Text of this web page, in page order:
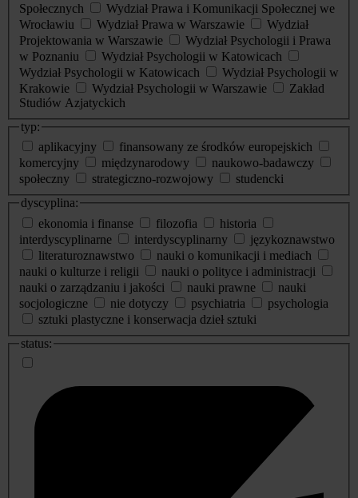
Społecznych
Wydział Prawa i Komunikacji Społecznej we
Wrocławiu
Wydział Prawa w Warszawie
Wydział
Projektowania w Warszawie
Wydział Psychologii i Prawa
w Poznaniu
Wydział Psychologii w Katowicach
Wydział Psychologii w Katowicach
Wydział Psychologii w
Krakowie
Wydział Psychologii w Warszawie
Zakład
Studiów Azjatyckich
typ:
aplikacyjny
finansowany ze środków europejskich
komercyjny
międzynarodowy
naukowo-badawczy
społeczny
strategiczno-rozwojowy
studencki
dyscyplina:
ekonomia i finanse
filozofia
historia
interdyscyplinarne
interdyscyplinarny
językoznawstwo
literaturoznawstwo
nauki o komunikacji i mediach
nauki o kulturze i religii
nauki o polityce i administracji
nauki o zarządzaniu i jakości
nauki prawne
nauki
socjologiczne
nie dotyczy psychiatria
psychologia
sztuki plastyczne i konserwacja dzieł sztuki
status: